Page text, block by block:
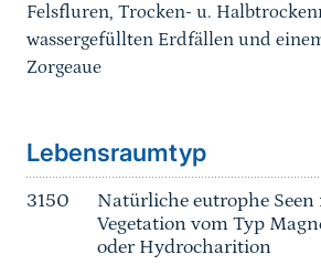
Felsfluren, Trocken- u.
wassergefüllten Erdfällen und
Zorgeaue
Lebensraumtyp
3150
Natürliche eutrophe
Vegetation vom Typ
oder Hydrocharition